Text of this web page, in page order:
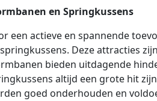
en Springkussens
een actieve en spannende
Deze attracties
bieden uitdagende
altijd een grote hit
goed onderhouden en